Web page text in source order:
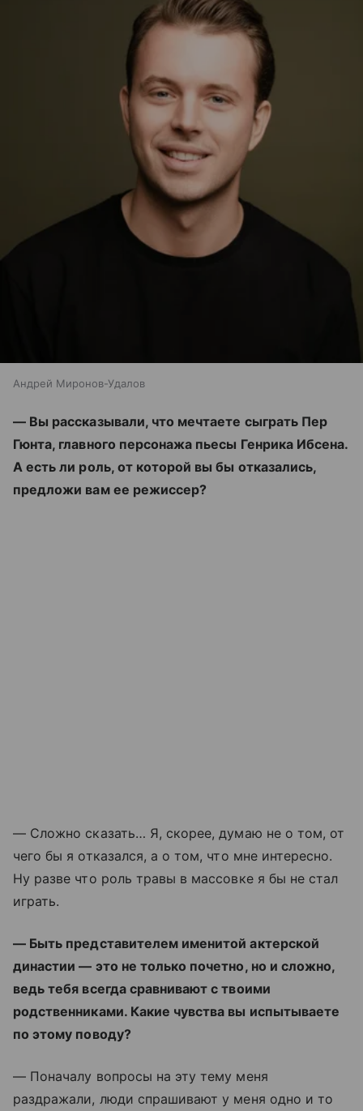
Андрей Миронов-Удалов
— Вы рассказывали, что мечтаете сыграть Пер
Гюнта, главного персонажа пьесы Генрика Ибсена.
А есть ли роль, от которой вы бы отказались,
предложи вам ее режиссер?
— Сложно сказать… Я, скорее, думаю не о том, от
чего бы я отказался, а о том, что мне интересно.
Ну разве что роль травы в массовке я бы не стал
играть.
— Быть представителем именитой актерской
династии — это не только почетно, но и сложно,
ведь тебя всегда сравнивают с твоими
родственниками. Какие чувства вы испытываете
по этому поводу?
— Поначалу вопросы на эту тему меня
раздражали, люди спрашивают у меня одно и то